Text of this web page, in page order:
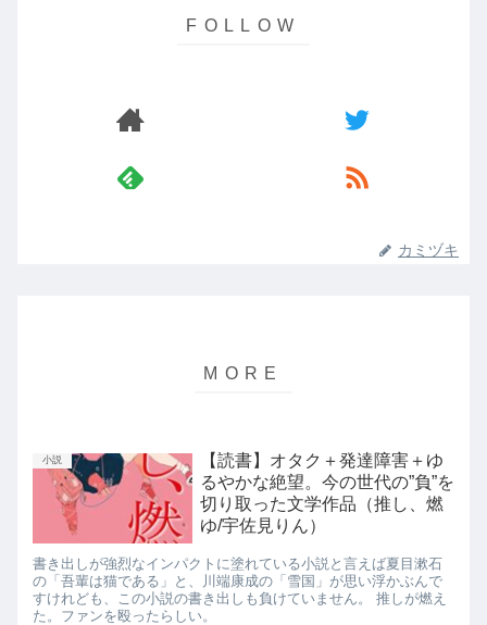
カミヅキ
小説
【読書】オタク＋発達障害＋ゆ
るやかな絶望。今の世代の”負”を
切り取った文学作品（推し、燃
ゆ/宇佐見りん）
書き出しが強烈なインパクトに塗れている小説と言えば夏目漱石
の「吾輩は猫である」と、川端康成の「雪国」が思い浮かぶんで
すけれども、この小説の書き出しも負けていません。 推しが燃え
た。ファンを殴ったらしい。